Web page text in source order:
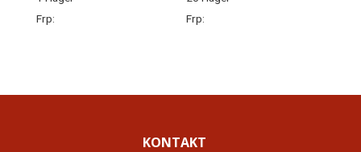
Frp:
Frp:
KONTAKT